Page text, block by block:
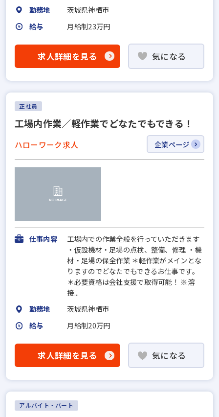
勤務地
茨城県神栖市
給与
月給制23万円
求人詳細を見る 気になる
正社員
工場内作業／軽作業でどなたでもできる！
ハローワーク求人 企業ページ
仕事内容
工場内での作業全般を行っていただきます
・仮設機材・足場の点検、整備、修理 ・機
材・足場の保全作業 ＊軽作業がメインとな
りますのでどなたでもできるお仕事です。
＊必要資格は会社支援で取得可能！ ※溶
接...
勤務地
茨城県神栖市
給与
月給制20万円
求人詳細を見る 気になる
アルバイト・パート